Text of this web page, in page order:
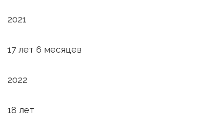
2021
17 лет 6 месяцев
2022
18 лет